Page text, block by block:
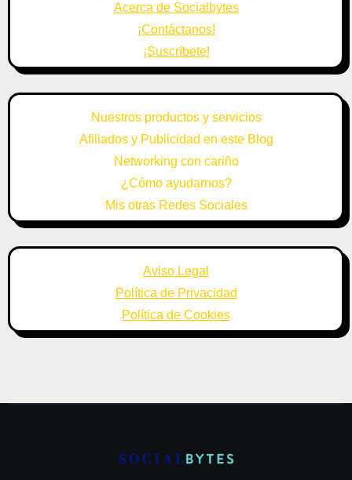
Acerca de Socialbytes
¡Contáctanos!
¡Suscríbete!
Nuestros productos y servicios
Afiliados y Publicidad en este Blog
Networking con cariño
¿Cómo ayudarnos?
Mis otras Redes Sociales
Aviso Legal
Política de Privacidad
Política de Cookies